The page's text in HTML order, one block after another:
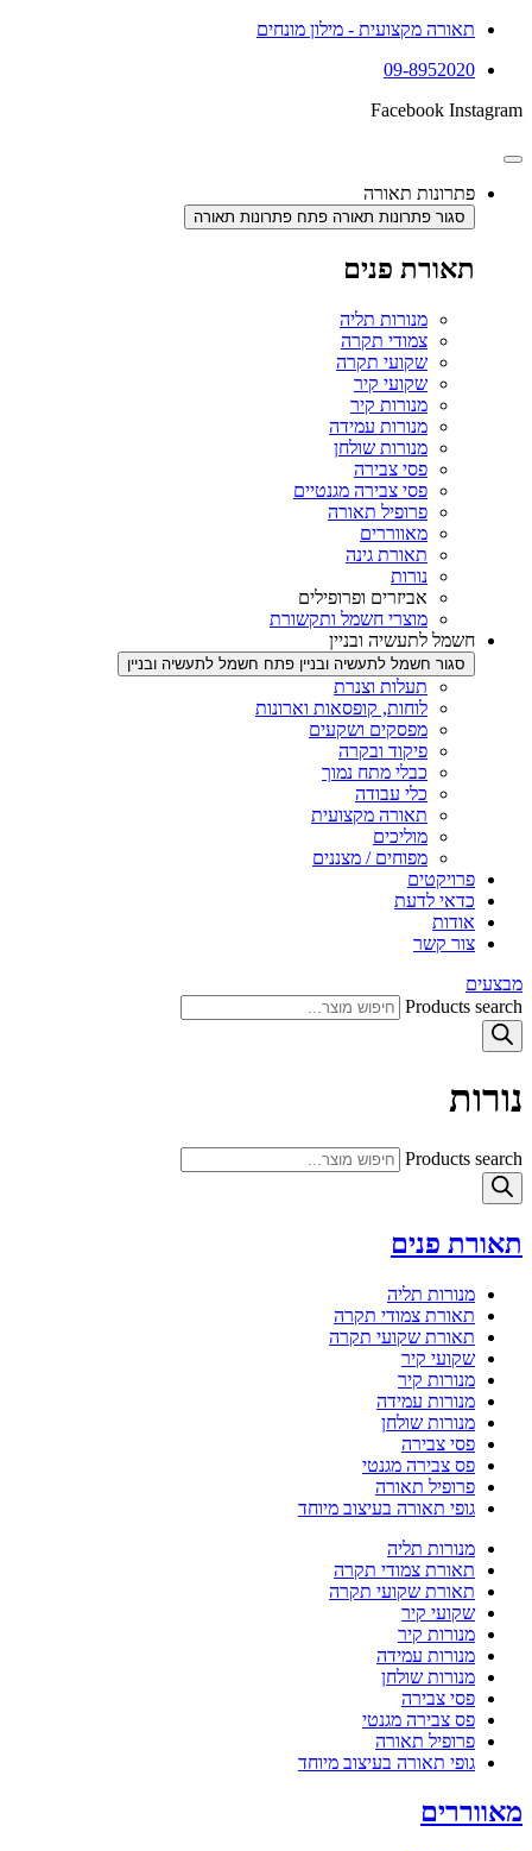
תאורה מקצועית - מילון מונחים
09-8952020
Facebook Instagram
פתרונות תאורה
סגור פתרונות תאורה פתח פתרונות תאורה
תאורת פנים
מנורות תליה
צמודי תקרה
שקועי תקרה
שקועי קיר
מנורות קיר
מנורות עמידה
מנורות שולחן
פסי צבירה
פסי צבירה מגנטיים
פרופיל תאורה
מאווררים
תאורת גינה
נורות
אביזרים ופרופילים
מוצרי חשמל ותקשורת
חשמל לתעשיה ובניין
סגור חשמל לתעשיה ובניין פתח חשמל לתעשיה ובניין
תעלות וצנרת
לוחות, קופסאות וארונות
מפסקים ושקעים
פיקוד ובקרה
כבלי מתח נמוך
כלי עבודה
תאורה מקצועית
מוליכים
מפוחים / מצננים
פרויקטים
כדאי לדעת
אודות
צור קשר
מבצעים
Products search
נורות
Products search
תאורת פנים
מנורות תליה
תאורת צמודי תקרה
תאורת שקועי תקרה
שקועי קיר
מנורות קיר
מנורות עמידה
מנורות שולחן
פסי צבירה
פס צבירה מגנטי
פרופיל תאורה
גופי תאורה בעיצוב מיוחד
מנורות תליה
תאורת צמודי תקרה
תאורת שקועי תקרה
שקועי קיר
מנורות קיר
מנורות עמידה
מנורות שולחן
פסי צבירה
פס צבירה מגנטי
פרופיל תאורה
גופי תאורה בעיצוב מיוחד
מאווררים